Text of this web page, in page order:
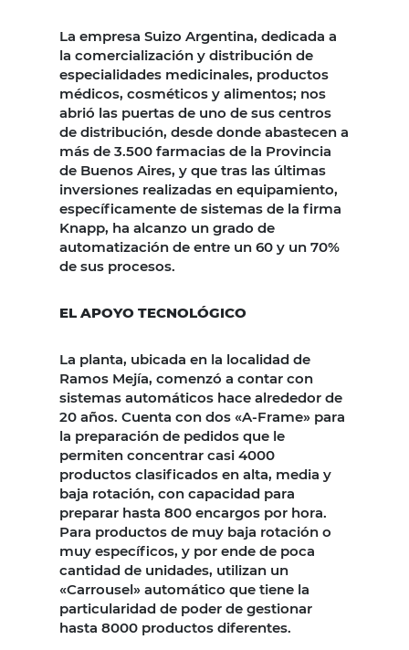
La empresa Suizo Argentina, dedicada a
la comercialización y distribución de
especialidades medicinales, productos
médicos, cosméticos y alimentos; nos
abrió las puertas de uno de sus centros
de distribución, desde donde abastecen a
más de 3.500 farmacias de la Provincia
de Buenos Aires, y que tras las últimas
inversiones realizadas en equipamiento,
específicamente de sistemas de la firma
Knapp, ha alcanzo un grado de
automatización de entre un 60 y un 70%
de sus procesos.
EL APOYO TECNOLÓGICO
La planta, ubicada en la localidad de
Ramos Mejía, comenzó a contar con
sistemas automáticos hace alrededor de
20 años. Cuenta con dos «A-Frame» para
la preparación de pedidos que le
permiten concentrar casi 4000
productos clasificados en alta, media y
baja rotación, con capacidad para
preparar hasta 800 encargos por hora.
Para productos de muy baja rotación o
muy específicos, y por ende de poca
cantidad de unidades, utilizan un
«Carrousel» automático que tiene la
particularidad de poder de gestionar
hasta 8000 productos diferentes.